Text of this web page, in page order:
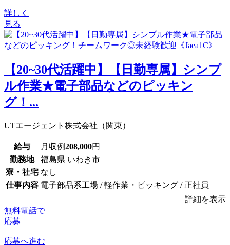
詳しく
見る
【20~30代活躍中】【日勤専属】シンプ
ル作業★電子部品などのピッキン
グ！...
UTエージェント株式会社（関東）
給与 月収例208,000円
勤務地
福島県 いわき市
寮・社宅 なし
仕事内容 電子部品系工場 / 軽作業・ピッキング / 正社員
詳細を表示
無料電話で
応募
応募へ進む